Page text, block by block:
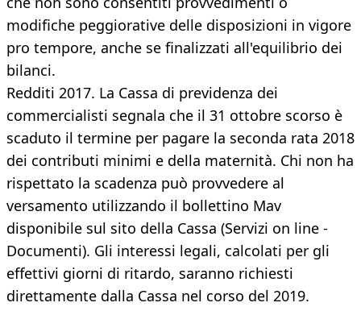
modifiche peggiorative delle disposizioni in vigore
pro tempore, anche se finalizzati all'equilibrio dei
bilanci.
Redditi 2017. La Cassa di previdenza dei
commercialisti segnala che il 31 ottobre scorso è
scaduto il termine per pagare la seconda rata 2018
dei contributi minimi e della maternità. Chi non ha
rispettato la scadenza può provvedere al
versamento utilizzando il bollettino Mav
disponibile sul sito della Cassa (Servizi on line -
Documenti). Gli interessi legali, calcolati per gli
effettivi giorni di ritardo, saranno richiesti
direttamente dalla Cassa nel corso del 2019.